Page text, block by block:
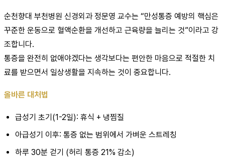
순천향대 부천병원 신경외과 정문영 교수는 “만성통증 예방의 핵심은
꾸준한 운동으로 혈액순환을 개선하고 근육량을 늘리는 것”이라고 강
조합니다.
통증을 완전히 없애야겠다는 생각보다는 편안한 마음으로 적절한 치
료를 받으면서 일상생활을 지속하는 것이 중요합니다.
올바른 대처법
급성기 초기(1-2일): 휴식 + 냉찜질
아급성기 이후: 통증 없는 범위에서 가벼운 스트레칭
하루 30분 걷기 (허리 통증 21% 감소)